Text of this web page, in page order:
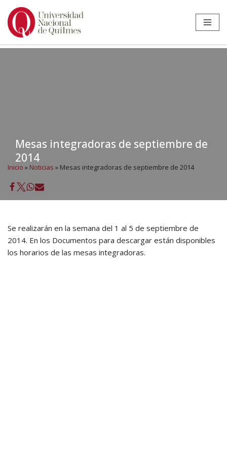
Ir
Mesas integradoras de septiembre de
2014
Inicio » Noticias » Mesas integradoras de septiembre de 2014
Se realizarán en la semana del 1 al 5 de septiembre de
2014. En los Documentos para descargar están disponibles
los horarios de las mesas integradoras.